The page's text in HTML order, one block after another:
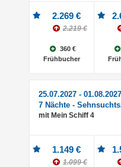
2.269 €
2.219 €
360 €
Frühbucher
25.07.2027 - 01.08.2027
7 Nächte -
mit Mein Schiff 4
1.149 €
1.099 €